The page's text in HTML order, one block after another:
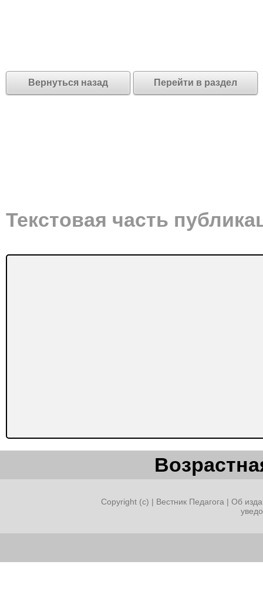
Вернуться назад Перейти в раздел
Текстовая часть
Copyright (c) | Вестник Педагога | Об